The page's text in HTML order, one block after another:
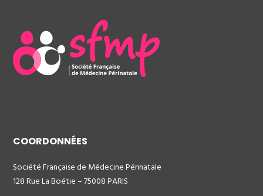
COORDONNÉES
Société Française de Médecine Périnatale
128 Rue La Boétie – 75008 PARIS